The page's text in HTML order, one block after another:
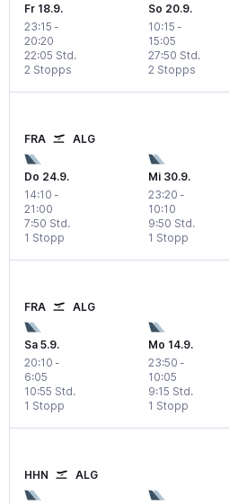
Fr 18.9.
23:15 -
20:20
2 Stopps
22:05 Std.
So 20.9.
10:15 -
15:05
2 Stopps
27:50 Std.
FRA ALG
Do 24.9.
14:10 -
21:00
1 Stopp
7:50 Std.
Mi 30.9.
23:20 -
10:10
1 Stopp
9:50 Std.
FRA ALG
Sa 5.9.
20:10 -
6:05
1 Stopp
10:55 Std.
Mo 14.9.
23:50 -
10:05
1 Stopp
9:15 Std.
HHN ALG